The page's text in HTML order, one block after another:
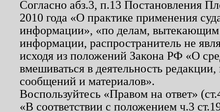
Согласно абз.3, п.13 Постановления
2010 года «О практике применения
информации», «по делам, вытекающим
информации, распространитель не
исходя из положений Закона РФ «О
вмешиваться в деятельность
сообщений и материалов».
Воспользуйтесь «Правом на ответ»
«В соответствии с положением ч.3